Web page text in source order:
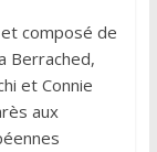
et composé de
Berrached,
et Connie
aux